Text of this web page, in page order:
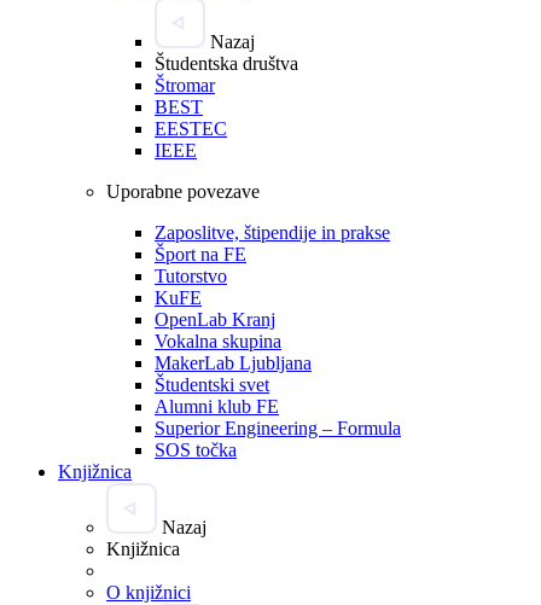
Nazaj
Študentska društva
Štromar
BEST
EESTEC
IEEE
Uporabne povezave
Zaposlitve, štipendije in prakse
Šport na FE
Tutorstvo
KuFE
OpenLab Kranj
Vokalna skupina
MakerLab Ljubljana
Študentski svet
Alumni klub FE
Superior Engineering – Formula
SOS točka
Knjižnica
Nazaj
Knjižnica
O knjižnici